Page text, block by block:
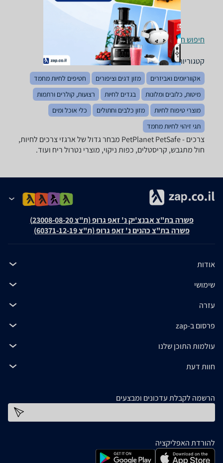
חיפוש חנויות צרכים לפי עיר
קטגוריות משלימות
אקווריומים ואביזרים מזון דגים וציפורים
חטיפים לחיות מחמד
מיטות, כלובים ומלונות
בגדים לחיות
רצועות, קולרים ורתמות
מוצרי טיפוח לחיות
מזון כלבים וחתולים
כלי אוכל ומים
תגי זיהוי לחיות מחמד
צרכים - ‏PetSafe ‏PetPlanet מבחר גדול של ארגזי צרכים לחיות,
חול מתגבש, קריסטלים, כפות ניקוי, מוצרי נטרול ריח ועוד.
פשרה בת"צ אבנצ'יק נ' זאפ גרופ (ת"צ 23008-08-20)
פשרה בת"צ כהנים נ' זאפ גרופ (ת"צ 60371-12-19)
אודות
שימושי
עזרה
פרסום ב-zap
עולמות התוכן שלנו
חוות דעת
הרשמה לקבלת עדכונים ומבצעים
להורדת האפליקציה